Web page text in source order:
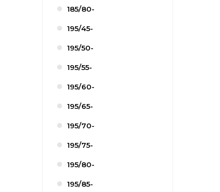
185/80-
195/45-
195/50-
195/55-
195/60-
195/65-
195/70-
195/75-
195/80-
195/85-